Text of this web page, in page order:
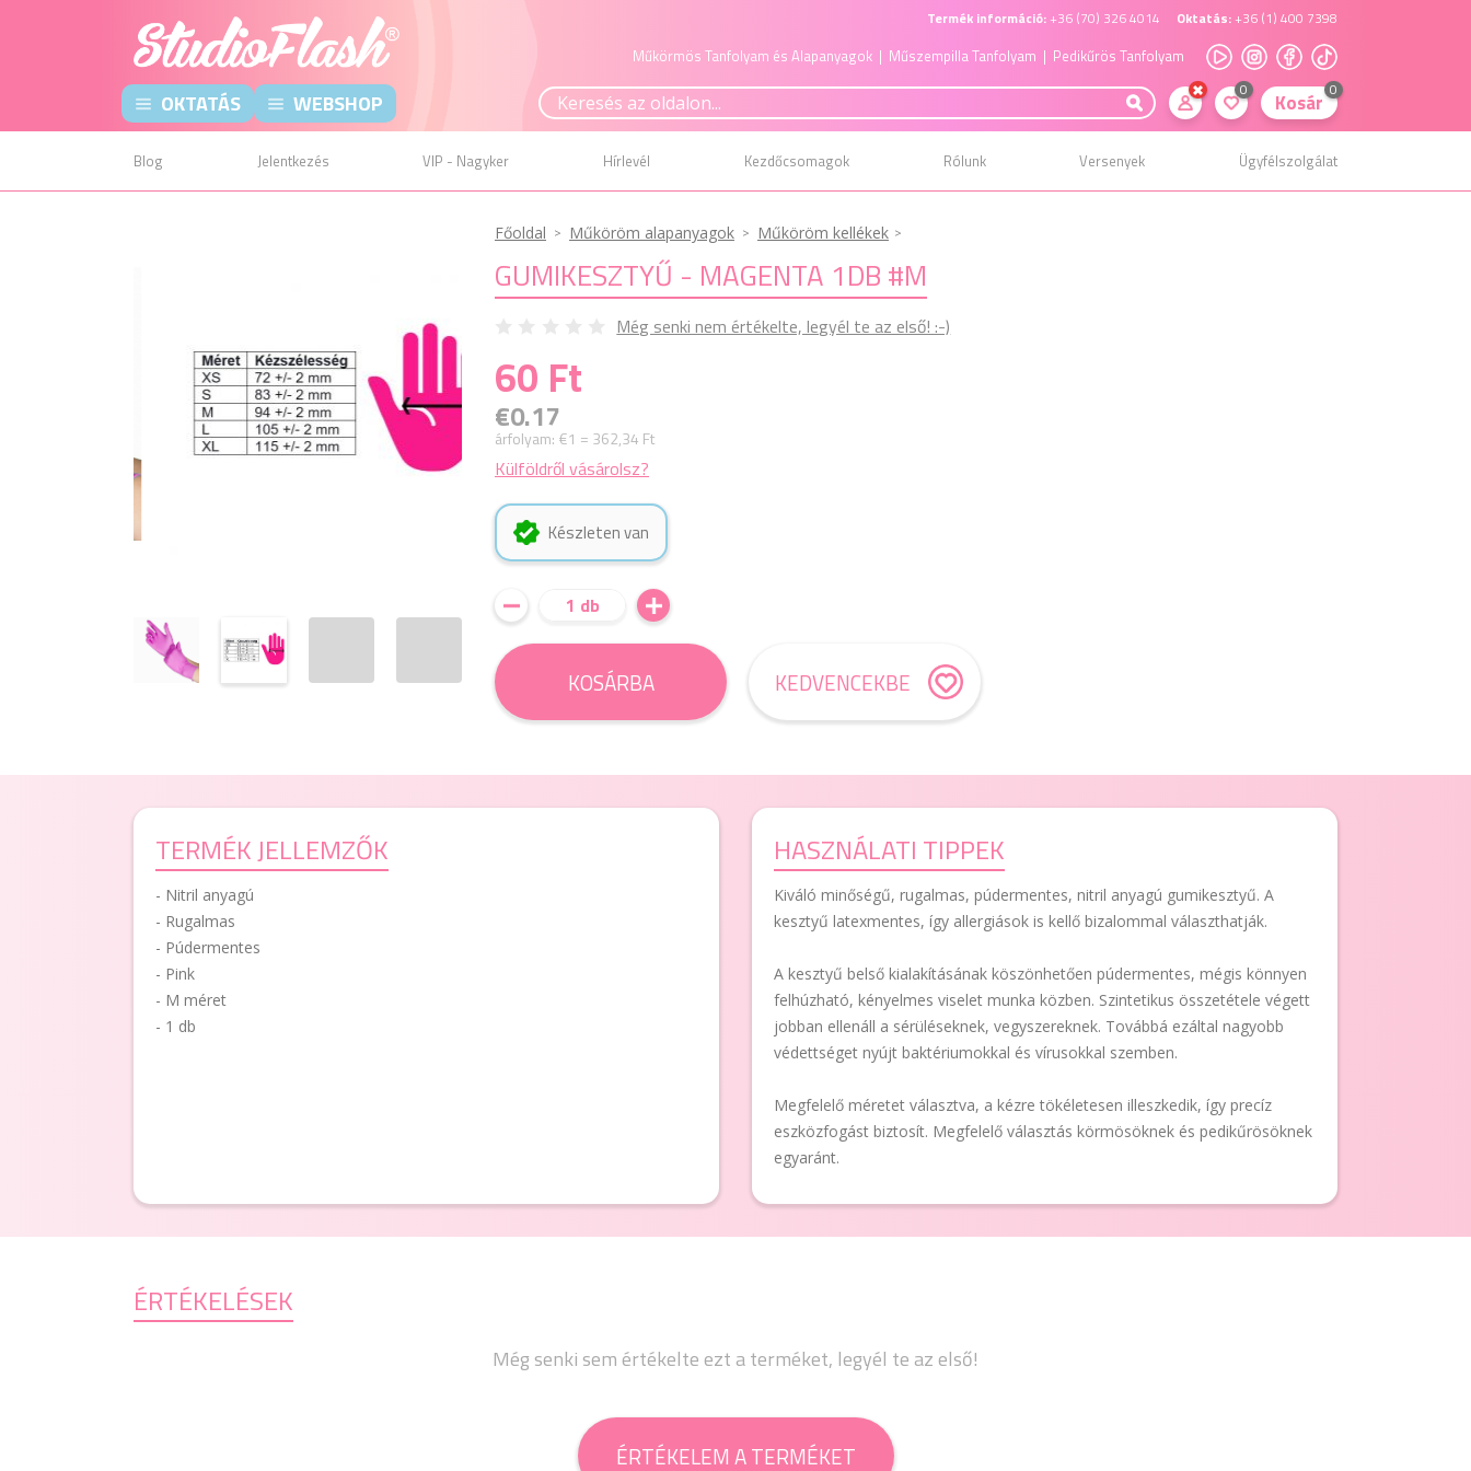
Termék információ: +36 (70) 326 4014 Oktatás: +36 (1) 400 7398
Műkörmös Tanfolyam és Alapanyagok | Műszempilla Tanfolyam | Pedikűrös Tanfolyam
OKTATÁS WEBSHOP 0 Kosár 0
Blog Jelentkezés VIP - Nagyker Hírlevél Kezdőcsomagok Rólunk Versenyek Ügyfélszolgálat
Főoldal Műköröm alapanyagok Műköröm kellékek
GUMIKESZTYŰ - MAGENTA 1DB #M
Még senki nem értékelte, legyél te az első! :-)
60 Ft
€0.17
árfolyam: €1 = 362,34 Ft
Külföldről vásárolsz?
Készleten van
1 db
KOSÁRBA KEDVENCEKBE
TERMÉK JELLEMZŐK
- Nitril anyagú
- Rugalmas
- Púdermentes
- Pink
- M méret
- 1 db
HASZNÁLATI TIPPEK
Kiváló minőségű, rugalmas, púdermentes, nitril anyagú gumikesztyű. A
kesztyű latexmentes, így allergiások is kellő bizalommal választhatják.
A kesztyű belső kialakításának köszönhetően púdermentes, mégis könnyen
felhúzható, kényelmes viselet munka közben. Szintetikus összetétele végett
jobban ellenáll a sérüléseknek, vegyszereknek. Továbbá ezáltal nagyobb
védettséget nyújt baktériumokkal és vírusokkal szemben.
Megfelelő méretet választva, a kézre tökéletesen illeszkedik, így precíz
eszközfogást biztosít. Megfelelő választás körmösöknek és pedikűrösöknek
egyaránt.
ÉRTÉKELÉSEK
Még senki sem értékelte ezt a terméket, legyél te az első!
ÉRTÉKELEM A TERMÉKET